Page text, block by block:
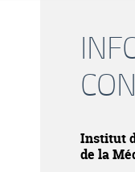
Institut
de la